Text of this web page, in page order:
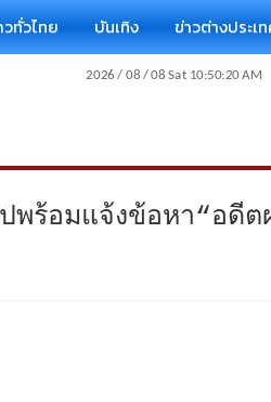
วทั่วไทย บันเทิง ข่าวต่างประเ
พร้อมแจ้งข้อหา“อดี